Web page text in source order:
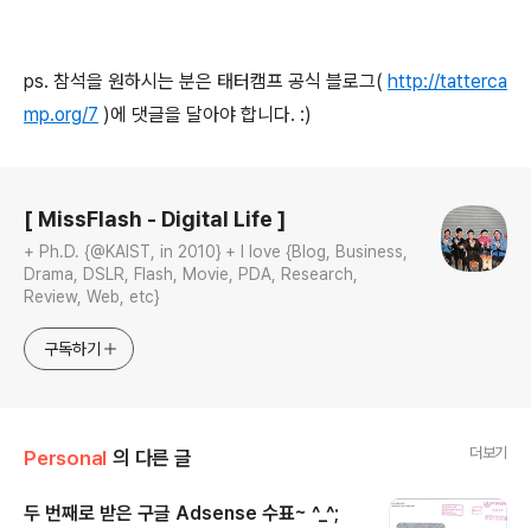
ps. 참석을 원하시는 분은 태터캠프 공식 블로그( http://tatterca
mp.org/7 )에 댓글을 달아야 합니다. :)
[ MissFlash - Digital Life ]
+ Ph.D. {@KAIST, in 2010} + I love {Blog, Business,
Drama, DSLR, Flash, Movie, PDA, Research,
Review, Web, etc}
구독하기
Personal 의 다른 글 더보기
두 번째로 받은 구글 Adsense 수표~ ^_^;